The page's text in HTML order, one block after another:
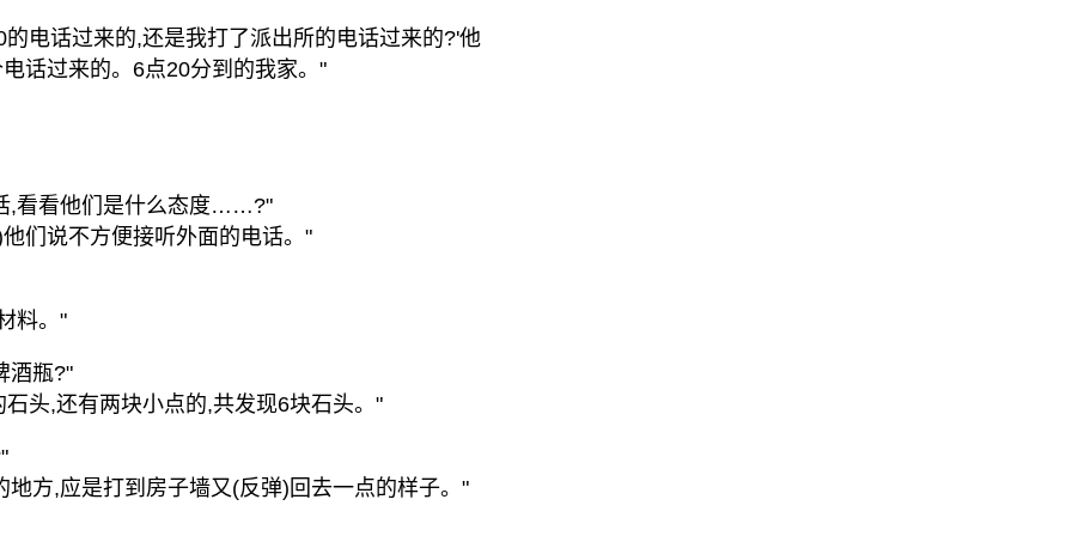
电话过来的,还是我打了派出所的电话过来的?'他
话过来的。6点20分到的我家。"
,看看他们是什么态度……?"
们说不方便接听外面的电话。"
料。"
酒瓶?"
头,还有两块小点的,共发现6块石头。"
方,应是打到房子墙又(反弹)回去一点的样子。"